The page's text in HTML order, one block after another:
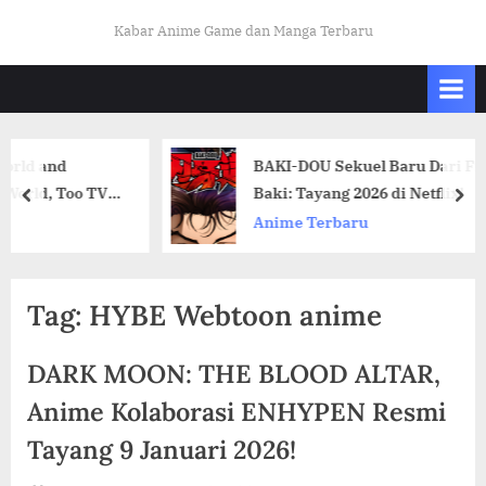
K
A
U
N
D
O
.
Kabar Anime Game dan Manga Terbaru
TV
BAKI-DOU Sekuel Baru Dari Franchise
Baki: Tayang 2026 di Netflix!
Anime Terbaru
prev
Tag: HYBE Webtoon anime
DARK MOON: THE BLOOD ALTAR,
Anime Kolaborasi ENHYPEN Resmi
Tayang 9 Januari 2026!